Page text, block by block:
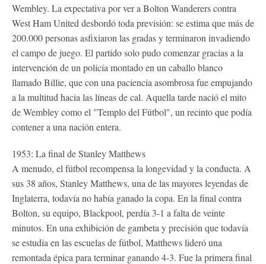
Wembley. La expectativa por ver a Bolton Wanderers contra
West Ham United desbordó toda previsión: se estima que más de
200.000 personas asfixiaron las gradas y terminaron invadiendo
el campo de juego. El partido solo pudo comenzar gracias a la
intervención de un policía montado en un caballo blanco
llamado Billie, que con una paciencia asombrosa fue empujando
a la multitud hacia las líneas de cal. Aquella tarde nació el mito
de Wembley como el "Templo del Fútbol", un recinto que podía
contener a una nación entera.
1953: La final de Stanley Matthews
A menudo, el fútbol recompensa la longevidad y la conducta. A
sus 38 años, Stanley Matthews, una de las mayores leyendas de
Inglaterra, todavía no había ganado la copa. En la final contra
Bolton, su equipo, Blackpool, perdía 3-1 a falta de veinte
minutos. En una exhibición de gambeta y precisión que todavía
se estudia en las escuelas de fútbol, Matthews lideró una
remontada épica para terminar ganando 4-3. Fue la primera final